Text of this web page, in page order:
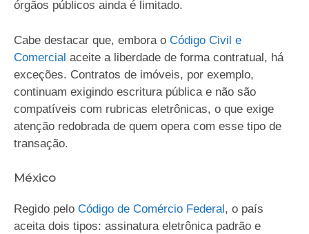
órgãos públicos ainda é limitado.
Cabe destacar que, embora o Código Civil e
Comercial aceite a liberdade de forma contratual, há
exceções. Contratos de imóveis, por exemplo,
continuam exigindo escritura pública e não são
compatíveis com rubricas eletrônicas, o que exige
atenção redobrada de quem opera com esse tipo de
transação.
México
Regido pelo Código de Comércio Federal , o país
aceita dois tipos: assinatura eletrônica padrão e